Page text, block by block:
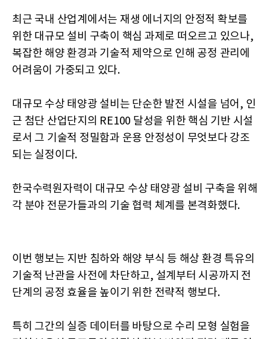
최근 국내 산업계에서는 재생 에너지의 안정적 확보를
위한 대규모 설비 구축이 핵심 과제로 떠오르고 있으나,
복잡한 해양 환경과 기술적 제약으로 인해 공정 관리에
어려움이 가중되고 있다.
대규모 수상 태양광 설비는 단순한 발전 시설을 넘어, 인
근 첨단 산업단지의 RE100 달성을 위한 핵심 기반 시설
로서 그 기술적 정밀함과 운용 안정성이 무엇보다 강조
되는 실정이다.
한국수력원자력이 대규모 수상 태양광 설비 구축을 위해
각 분야 전문가들과의 기술 협력 체계를 본격화했다.
이번 행보는 지반 침하와 해양 부식 등 해상 환경 특유의
기술적 난관을 사전에 차단하고, 설계부터 시공까지 전
단계의 공정 효율을 높이기 위한 전략적 행보다.
특히 그간의 실증 데이터를 바탕으로 수리 모형 실험을